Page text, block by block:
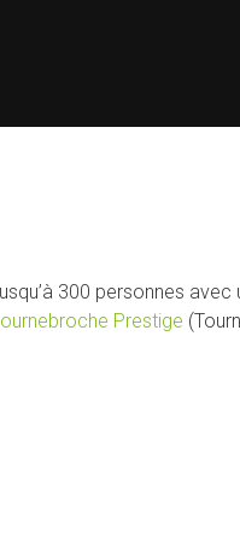
300 personnes avec
Prestige